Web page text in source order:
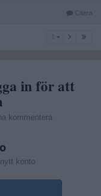
Citera
in för att
kommentera
konto